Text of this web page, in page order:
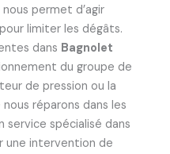
nous permet d’agir
limiter les dégâts.
dans Bagnolet
du groupe de
de pression ou la
réparons dans les
service spécialisé dans
une intervention de